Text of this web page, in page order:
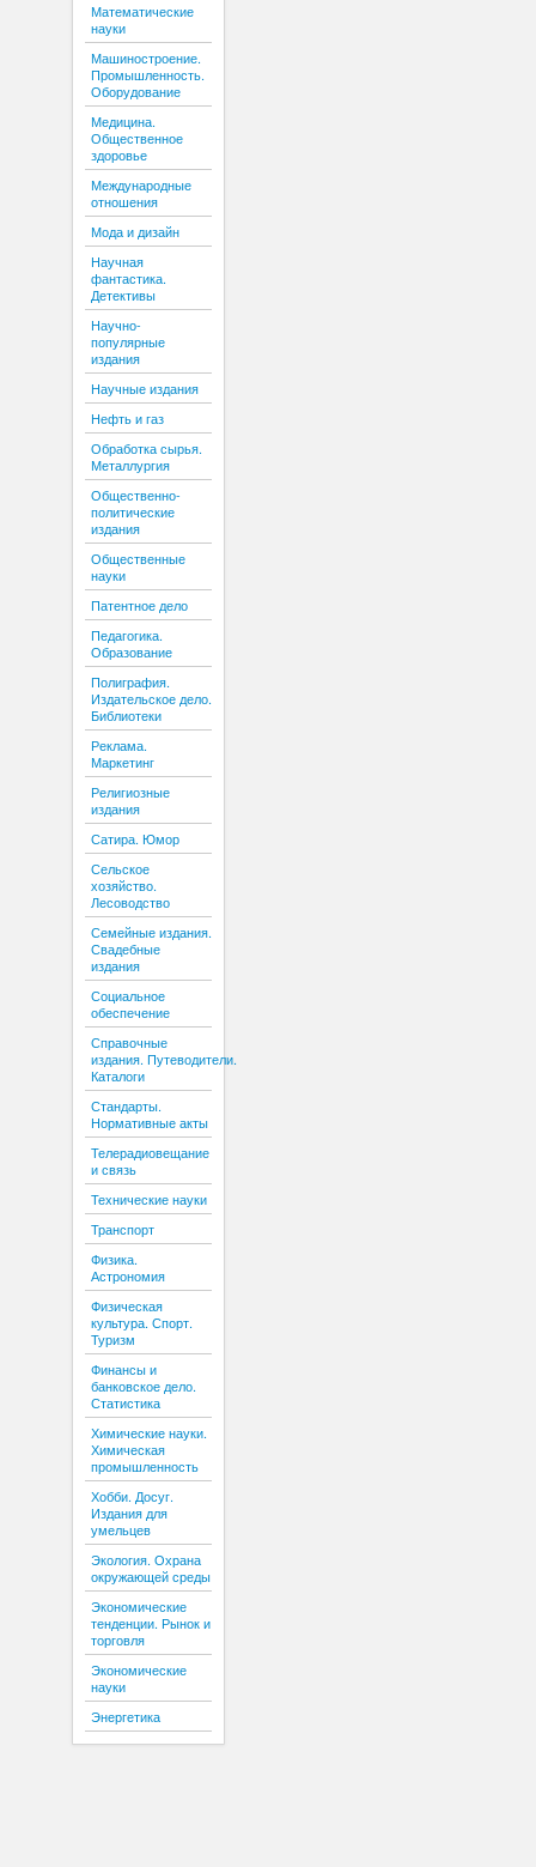
Математические
науки
Машиностроение.
Промышленность.
Оборудование
Медицина.
Общественное
здоровье
Международные
отношения
Мода и дизайн
Научная
фантастика.
Детективы
Научно-
популярные
издания
Научные издания
Нефть и газ
Обработка сырья.
Металлургия
Общественно-
политические
издания
Общественные
науки
Патентное дело
Педагогика.
Образование
Полиграфия.
Издательское дело.
Библиотеки
Реклама.
Маркетинг
Религиозные
издания
Сатира. Юмор
Сельское
хозяйство.
Лесоводство
Семейные издания.
Свадебные
издания
Социальное
обеспечение
Справочные
издания. Путеводители.
Каталоги
Стандарты.
Нормативные акты
Телерадиовещание
и связь
Технические науки
Транспорт
Физика.
Астрономия
Физическая
культура. Спорт.
Туризм
Финансы и
банковское дело.
Статистика
Химические науки.
Химическая
промышленность
Хобби. Досуг.
Издания для
умельцев
Экология. Охрана
окружающей среды
Экономические
тенденции. Рынок и
торговля
Экономические
науки
Энергетика